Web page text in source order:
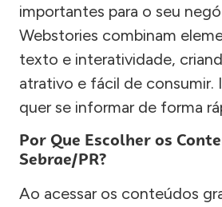
importantes para o seu
Webstories combinam
texto e interatividade,
atrativo e fácil de consumir.
quer se informar de forma
Por Que Escolher os
Sebrae/PR?
Ao acessar os conteúdos